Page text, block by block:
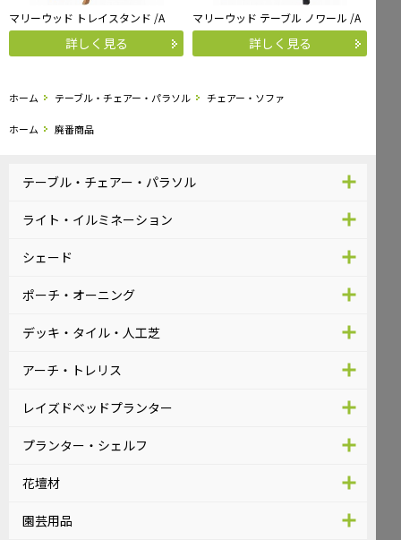
マリーウッド トレイスタンド /A
詳しく見る
マリーウッド テーブル ノワール /A
詳しく見る
ホーム テーブル・チェアー・パラソル チェアー・ソファ
ホーム 廃番商品
テーブル・チェアー・パラソル
ライト・イルミネーション
シェード
ポーチ・オーニング
デッキ・タイル・人工芝
アーチ・トレリス
レイズドベッドプランター
プランター・シェルフ
花壇材
園芸用品